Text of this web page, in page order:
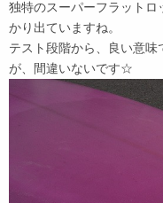
独特のスーパーフラットロ
かり出ていますね。
テスト段階から、良い意味
が、間違いないです☆